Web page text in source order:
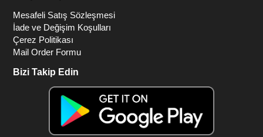
Mesafeli Satış Sözleşmesi
İade ve Değişim Koşulları
Çerez Politikası
Mail Order Formu
Bizi Takip Edin